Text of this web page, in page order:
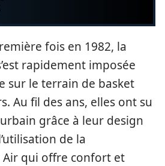
fois en 1982, la
rapidement imposée
sur le terrain de basket
Au fil des ans, elles ont su
grâce à leur design
de la
qui offre confort et